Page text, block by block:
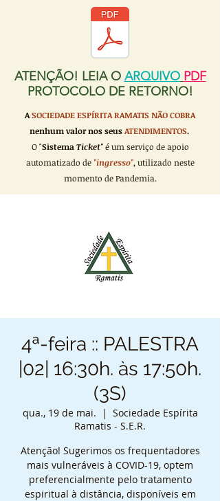
ATENÇÃO! LEIA O ARQUIVO PDF
PROTOCOLO DE RETORNO!
ASOCIEDADE ESPÍRITA RAMATISNÃO COBRA
nenhum valor nos seusATENDIMENTOS.
O "Sistema Ticket"é um serviço de apoio
automatizado de"ingresso", utilizado neste
momento de Pandemia.
4ª-feira :: PALESTRA
|02| 16:30h. às 17:50h.
(3S)
qua., 19 de mai.
  |
Sociedade Espírita
Ramatis - S.E.R.
Atenção! Sugerimos os frequentadores
mais vulneráveis à COVID-19, optem
preferencialmente pelo tratamento
espiritual à distância, disponíveis em